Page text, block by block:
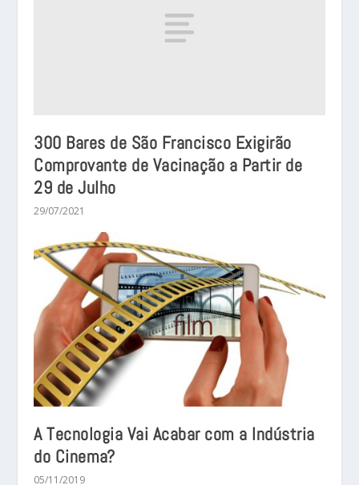
300 Bares de São Francisco Exigirão
Comprovante de Vacinação a Partir de
29 de Julho
29/07/2021
A Tecnologia Vai Acabar com a Indústria
do Cinema?
05/11/2019